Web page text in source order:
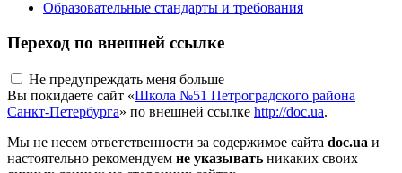
Образовательные стандарты и требования
Переход по внешней ссылке
Не предупреждать меня больше
Вы покидаете сайт «Школа №51 Петроградского района
Санкт-Петербурга» по внешней ссылке http://doc.ua.
Мы не несем ответственности за содержимое сайта doc.ua и
настоятельно рекомендуем не указывать никаких своих